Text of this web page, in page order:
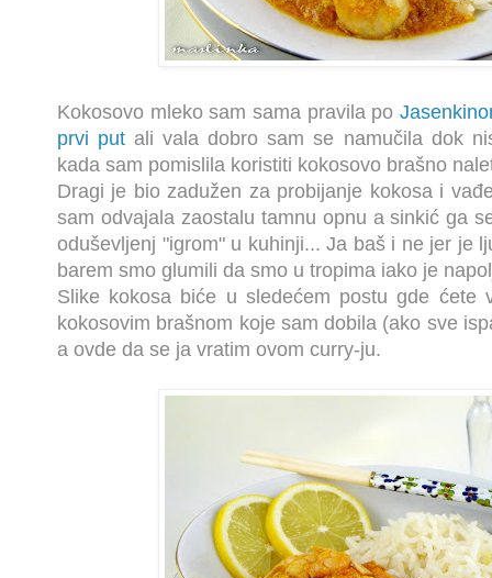
Kokosovo mleko sam sama pravila po
prvi put ali vala dobro sam se namučila dok
kada sam pomislila koristiti kokosovo brašno
Dragi je bio zadužen za probijanje kokosa i
sam odvajala zaostalu tamnu opnu a sinkić ga
oduševljenj "igrom" u kuhinji... Ja baš i ne jer je
barem smo glumili da smo u tropima iako je
Slike kokosa biće u sledećem postu gde ćete
kokosovim brašnom koje sam dobila (ako sve
a ovde da se ja vratim ovom curry-ju.